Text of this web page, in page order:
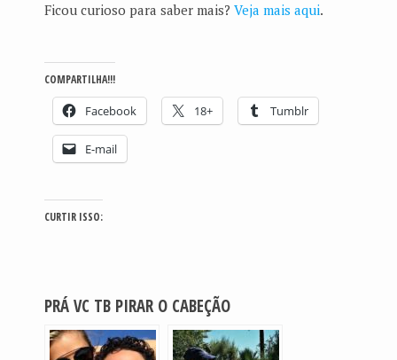
Ficou curioso para saber mais? Veja mais aqui.
COMPARTILHA!!!
Facebook 18+ Tumblr
E-mail
CURTIR ISSO:
PRÁ VC TB PIRAR O CABEÇÃO